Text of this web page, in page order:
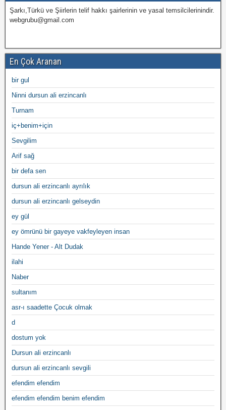
Şarkı,Türkü ve Şiirlerin telif hakkı şairlerinin ve yasal temsilcilerinindir.
webgrubu@gmail.com
En Çok Aranan
bir gul
Ninni dursun ali erzincanlı
Turnam
iç+benim+için
Sevgilim
Arif sağ
bir defa sen
dursun ali erzincanlı ayrılık
dursun ali erzincanlı gelseydin
ey gül
ey ömrünü bir gayeye vakfeyleyen insan
Hande Yener - Alt Dudak
ilahi
Naber
sultanım
asr-ı saadette Çocuk olmak
d
dostum yok
Dursun ali erzincanlı
dursun ali erzincanlı sevgili
efendim efendim
efendim efendim benim efendim